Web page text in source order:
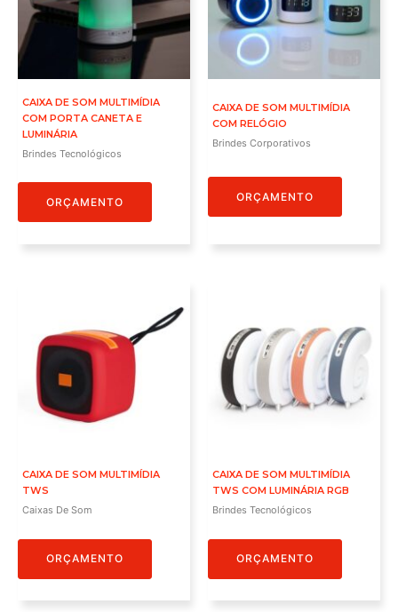
CAIXA DE SOM MULTIMÍDIA
COM PORTA CANETA E
LUMINÁRIA
Brindes Tecnológicos
ORÇAMENTO
CAIXA DE SOM MULTIMÍDIA
COM RELÓGIO
Brindes Corporativos
ORÇAMENTO
CAIXA DE SOM MULTIMÍDIA
TWS
Caixas De Som
ORÇAMENTO
CAIXA DE SOM MULTIMÍDIA
TWS COM LUMINÁRIA RGB
Brindes Tecnológicos
ORÇAMENTO